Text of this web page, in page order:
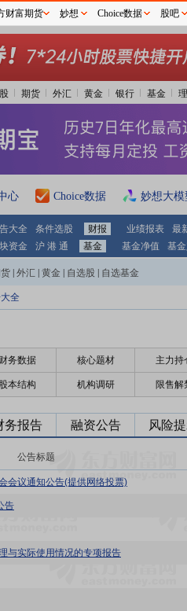
期货 外汇 黄金 银行 基金
心 Choice数据 妙想大模
大全 条件选股 财报 业绩报表 最
资金 沪 港 通 基金 基金净值 基
外汇 黄金 自选股 自选基金
全
财务数据 核心题材 主力持
股本结构 机构调研 限售解
务报告 融资公告 风险
公告标题
会议通知公告(提供网络投票)
告
与实际使用情况的专项报告
财富期货 妙想 Choice数据 股吧